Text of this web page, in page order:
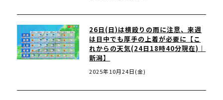
26日(日)は横殴りの雨に注意、来週
は日中でも厚手の上着が必要に【こ
れからの天気(24日18時40分現在)｜
新潟】
2025年10月24日(金)